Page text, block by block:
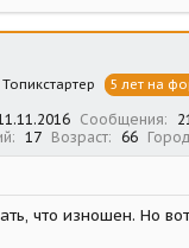
Топикстартер 5 лет на
Сообщения
17 Возраст 66 Город
что изношен. Но